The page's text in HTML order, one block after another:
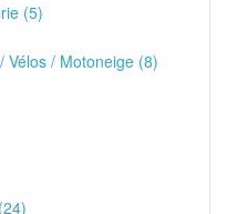
(5)
Vélos / Motoneige (8)